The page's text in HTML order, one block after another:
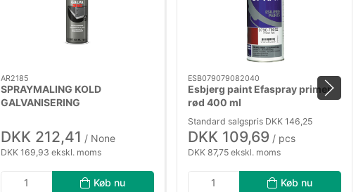
AR2185
SPRAYMALING KOLD
GALVANISERING
DKK 212,41 / None
DKK 169,93 ekskl. moms
Køb nu
ESB079079082040
Esbjerg paint Efaspray primer
rød 400 ml
Standard salgspris DKK 146,25
DKK 109,69 / pcs
DKK 87,75 ekskl. moms
Køb nu